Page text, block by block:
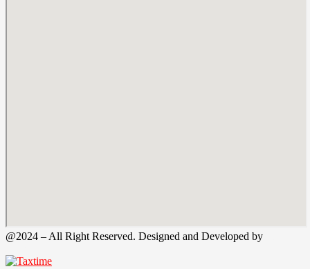
@2024 – All Right Reserved. Designed and Developed by